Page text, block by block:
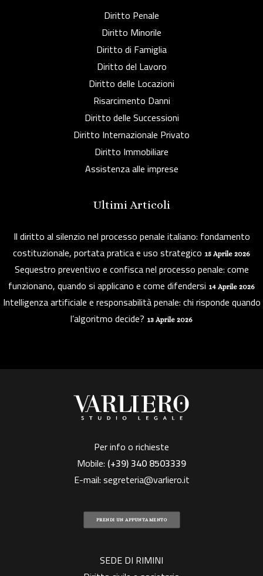
Diritto Penale
Diritto Minorile
Diritto di Famiglia
Diritto del Lavoro
Diritto delle Locazioni
Risarcimento Danni
Diritto delle Successioni
Diritto Internazionale Privato
Diritto Immobiliare
Assistenza alle imprese
Ultimi Articoli
Il diritto al silenzio nel processo penale italiano: fondamento
costituzionale, portata pratica e uso strategico 15 Aprile 2026
Sequestro preventivo e confisca nel processo penale: come
funzionano, quando si applicano e come difendersi 14 Aprile 2026
Intelligenza artificiale e responsabilità penale: chi risponde quando
l’algoritmo decide? 13 Aprile 2026
Per info o richieste
Mobile: (+39)340 8503339
E-mail:segreteria@varliero.it
PRENDI UN APPUNTAMENTO
SEDE DI RIMINI